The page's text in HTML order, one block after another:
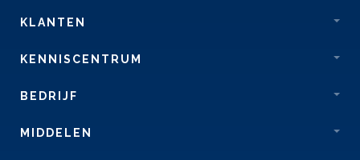
KLANTEN
KENNISCENTRUM
BEDRIJF
MIDDELEN